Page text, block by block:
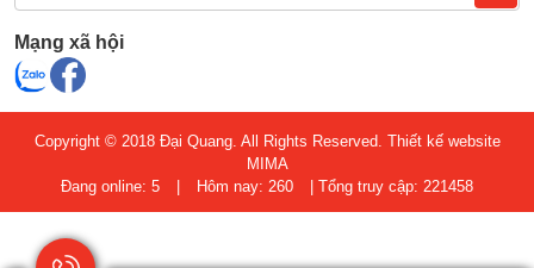
Sử dụng rộng rãi trong nhiều lĩnh vực
Tủ ATS tự động chuyển nguồnđược ứng dụng phổ
biến trong công nghiệp, dân dụng và thương mại, đặc
Mạng xã hội
Copyright © 2018 Đại Quang. All Rights Reserved. Thiết kế website
MIMA
Đang online: 5
Hôm nay: 260 Tổng truy cập: 221458